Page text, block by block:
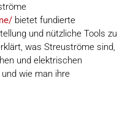
bietet fundierte
und nützliche Tools zu
was Streuströme sind,
und elektrischen
wie man ihre